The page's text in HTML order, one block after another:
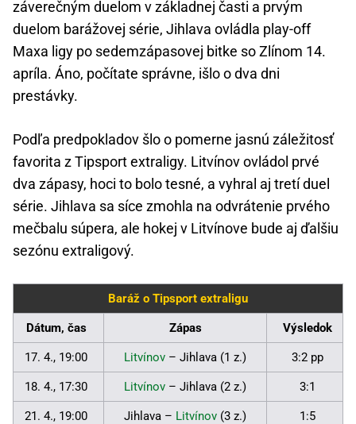
záverečným duelom v základnej časti a prvým
duelom barážovej série, Jihlava ovládla play-off
Maxa ligy po sedemzápasovej bitke so Zlínom 14.
apríla. Áno, počítate správne, išlo o dva dni
prestávky.
Podľa predpokladov šlo o pomerne jasnú záležitosť
favorita z Tipsport extraligy. Litvínov ovládol prvé
dva zápasy, hoci to bolo tesné, a vyhral aj tretí duel
série. Jihlava sa síce zmohla na odvrátenie prvého
mečbalu súpera, ale hokej v Litvínove bude aj ďalšiu
sezónu extraligový.
Baráž o Tipsport extraligu
Dátum, čas Zápas Výsledok
17. 4., 19:00 Litvínov – Jihlava (1 z.) 3:2 pp
18. 4., 17:30 Litvínov – Jihlava (2 z.) 3:1
21. 4., 19:00 Jihlava – Litvínov (3 z.) 1:5